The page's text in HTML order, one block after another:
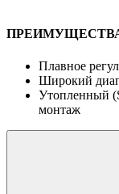
Плавное
Широкий
Утопленный
монтаж